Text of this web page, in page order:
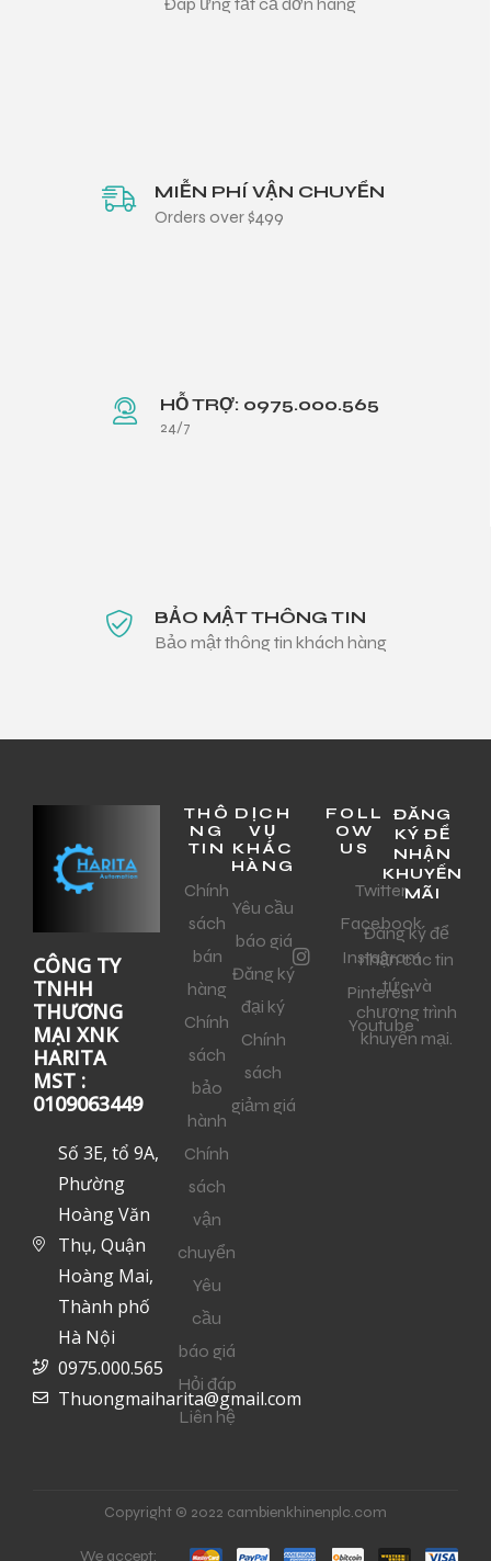
MIỄN PHÍ VẬN CHUYỂN
Orders over $499
HỖ TRỢ: 0975.000.565
24/7
BẢO MẬT THÔNG TIN
Bảo mật thông tin khách hàng
CÔNG TY
TNHH
THƯƠNG
MẠI XNK
HARITA
MST :
0109063449
Số 3E, tổ 9A,
Phường
Hoàng Văn
Thụ, Quận
Hoàng Mai,
Thành phố
Hà Nội
0975.000.565
Thuongmaiharita@gmail.com
THÔ
NG
TIN
Chính
sách
bán
hàng
Chính
sách
bảo
hành
Chính
sách
vận
chuyển
Yêu
cầu
báo giá
Hỏi đáp
Liên hệ
DỊCH
VỤ
KHÁC
HÀNG
Yêu cầu
báo giá
Đăng ký
đại ký
Chính
sách
giảm giá
FOLL
OW
US
Twitter
Facebook
Instagram
Pinterest
Youtube
ĐĂNG
KÝ ĐỂ
NHẬN
KHUYẾN
MÃI
Đăng ký để
nhận các tin
tức và
chương trình
khuyến mại.
Copyright © 2022 cambienkhinenplc.com
We accept: